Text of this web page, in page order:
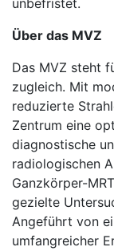
unbefristet.
Über das MVZ
Das MVZ steht
zugleich. Mit
reduzierte
Zentrum eine
diagnostische
radiologischen
Ganzkörper-
gezielte
Angeführt von
umfangreicher